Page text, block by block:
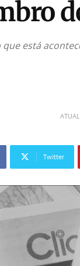
está
Twitter